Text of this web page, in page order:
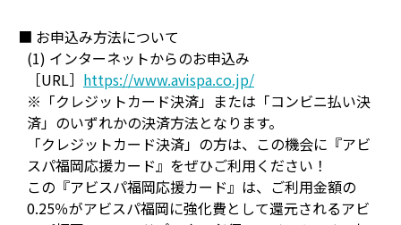
■ お申込み方法について
(1) インターネットからのお申込み
［URL］ https://www.avispa.co.jp/
※「クレジットカード決済」または「コンビニ払い決
済」のいずれかの決済方法となります。
「クレジットカード決済」の方は、この機会に『アビ
スパ福岡応援カード』をぜひご利用ください！
この『アビスパ福岡応援カード』は、ご利用金額の
0.25％がアビスパ福岡に強化費として還元されるアビ